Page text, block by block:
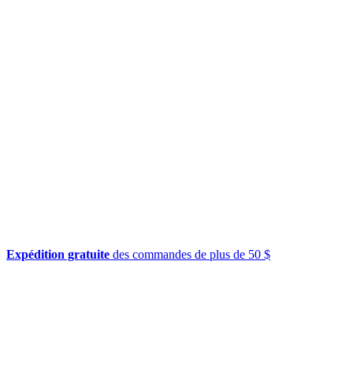
Expédition gratuite des commandes de plus de 50 $